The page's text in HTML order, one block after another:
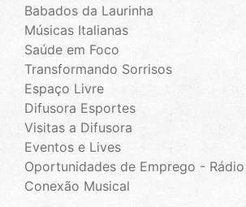
Babados da Laurinha
Músicas Italianas
Saúde em Foco
Transformando Sorrisos
Espaço Livre
Difusora Esportes
Visitas a Difusora
Eventos e Lives
Oportunidades de Emprego -
Conexão Musical